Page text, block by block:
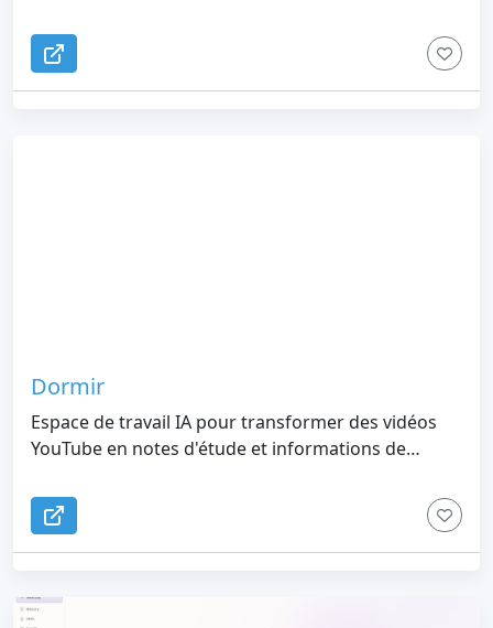
Dormir
Espace de travail IA pour transformer des vidéos
YouTube en notes d'étude et informations de